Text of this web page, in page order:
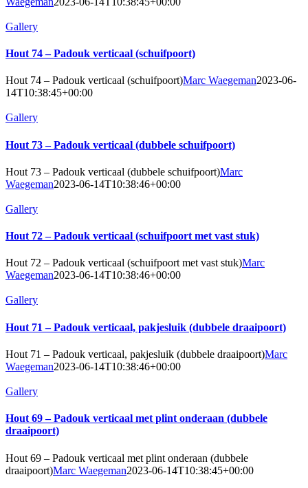
Gallery
Hout 74 – Padouk verticaal (schuifpoort)
Hout 74 – Padouk verticaal (schuifpoort)Marc Waegeman2023-06-
14T10:38:45+00:00
Gallery
Hout 73 – Padouk verticaal (dubbele schuifpoort)
Hout 73 – Padouk verticaal (dubbele schuifpoort)Marc
Waegeman2023-06-14T10:38:46+00:00
Gallery
Hout 72 – Padouk verticaal (schuifpoort met vast stuk)
Hout 72 – Padouk verticaal (schuifpoort met vast stuk)Marc
Waegeman2023-06-14T10:38:46+00:00
Gallery
Hout 71 – Padouk verticaal, pakjesluik (dubbele draaipoort)
Hout 71 – Padouk verticaal, pakjesluik (dubbele draaipoort)Marc
Waegeman2023-06-14T10:38:46+00:00
Gallery
Hout 69 – Padouk verticaal met plint onderaan (dubbele
draaipoort)
Hout 69 – Padouk verticaal met plint onderaan (dubbele
draaipoort)Marc Waegeman2023-06-14T10:38:45+00:00